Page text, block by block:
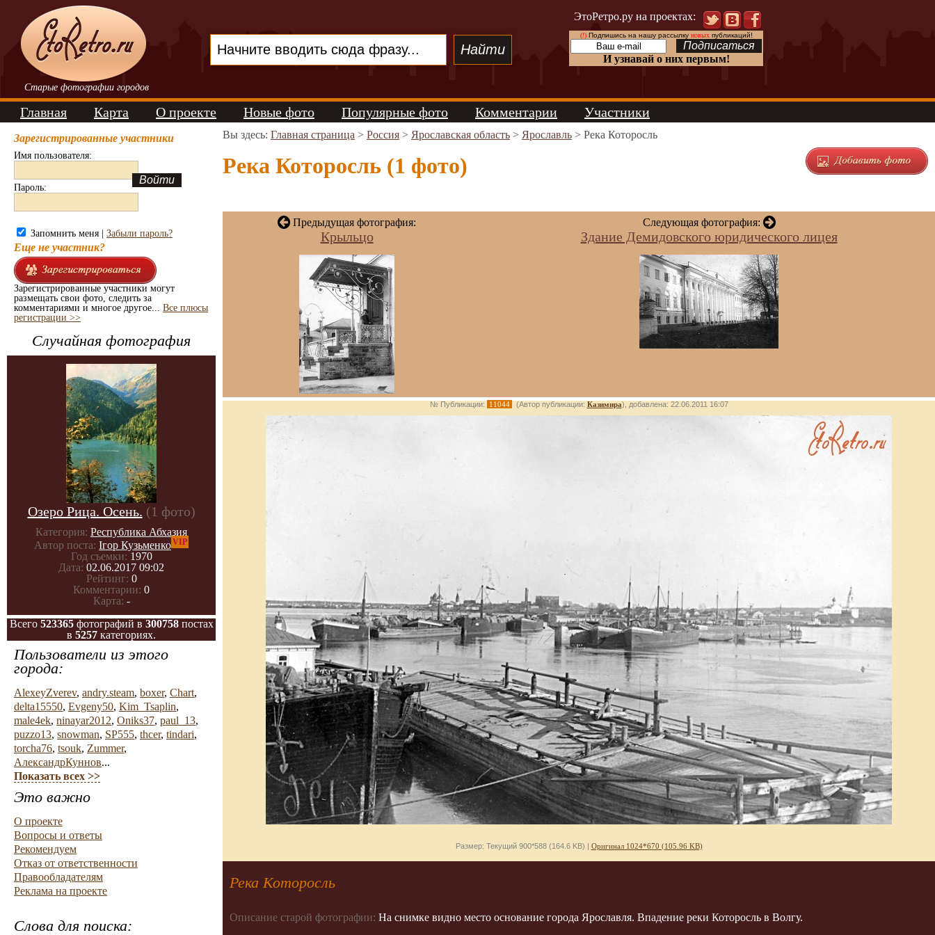
Старые фотографии городов
ЭтоРетро.ру на проектах:
(!)Подпишись на нашу рассылку новыхпубликаций!
И узнавай о них первым!
Главная Карта О проекте Новые фото Популярные фото Комментарии Участники
Зарегистрированные участники
Имя пользователя:
Пароль:
Запомнить меня | Забыли пароль?
Еще не участник?
Зарегистрированные участники могут
размещать свои фото, следить за
комментариями и многое другое... Все плюсы
регистрации >>
Случайная фотография
Озеро Рица. Осень. (1 фото)
Категория: Республика Абхазия
Автор поста: Ігор КузьменкоVIP
Год съемки: 1970
Дата: 02.06.2017 09:02
Рейтинг: 0
Комментарии: 0
Карта: -
Всего 523365фотографий в 300758постах
в 5257 категориях.
Пользователи из этого
города:
AlexeyZverev, andry.steam, boxer, Chart,
delta15550, Evgeny50, Kim_Tsaplin,
male4ek, ninayar2012, Oniks37, paul_13,
puzzo13, snowman, SP555, thcer, tindari,
torcha76, tsouk, Zummer,
АлександрКуннов...
Показать всех >>
Это важно
О проекте
Вопросы и ответы
Рекомендуем
Отказ от ответственности
Правообладателям
Реклама на проекте
Слова для поиска:
Вы здесь: Главная страница > Россия > Ярославская область > Ярославль > Река Которосль
Река Которосль (1 фото)
Предыдущая фотография:
Крыльцо
Следующая фотография:
Здание Демидовского юридического лицея
№ Публикации: 11044 (Автор публикации: Казимира), добавлена: 22.06.2011 16:07
Размер: Текущий 900*588 (164.6 KB) | Оригинал 1024*670 (105.96 KB)
Река Которосль
Описание старой фотографии: На снимке видно место основание города Ярославля. Впадение реки Которосль в Волгу.